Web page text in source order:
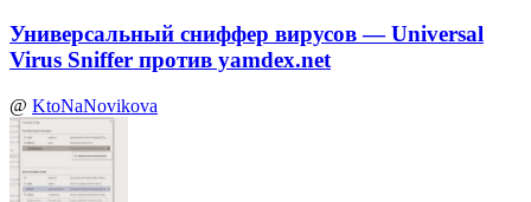
Универсальный сниффер вирусов — Universal
Virus Sniffer против yamdex.net
@ KtoNaNovikova